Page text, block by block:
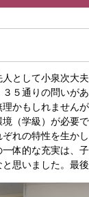
として小泉次大
５通りの問いが
かもしれません
（学級）が必要
れの特性を生か
体的な充実は、
思いました。最